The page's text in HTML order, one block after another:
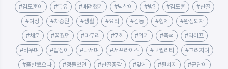
#김도훈이 #특유 #배려했기 #넉살이 #방? #김도훈 #산골
#여정 #차승원 #생활 #요리 #감동 #형제 #완성되자
#채운 #꿈꿨던 #마무리 #7회 #위기 #즉석 #라이프
#비우며 #밥상이 #나서며 #서프라이즈 #고퀄리티 #그려지며
#출발했으나 #정들었던 #산골총각 #맞게 #펼쳐지 #군단이